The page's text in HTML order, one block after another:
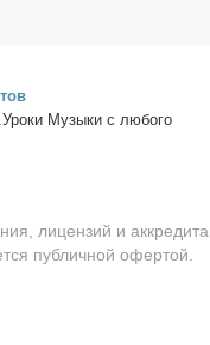
Му­зы­ки с лю­бо­го
лицензий и
публичной офертой.